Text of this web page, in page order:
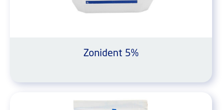
Zonident 5%